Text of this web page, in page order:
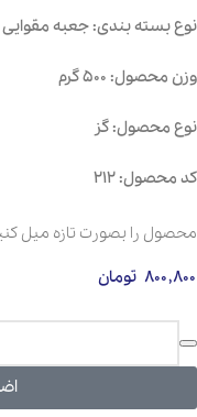
نوع بسته بندی: جعبه مقوایی
وزن محصول: 500 گرم
نوع محصول: گز
کد محصول: 212
محصول را بصورت تازه میل
۸۰۰,۸۰۰ تومان